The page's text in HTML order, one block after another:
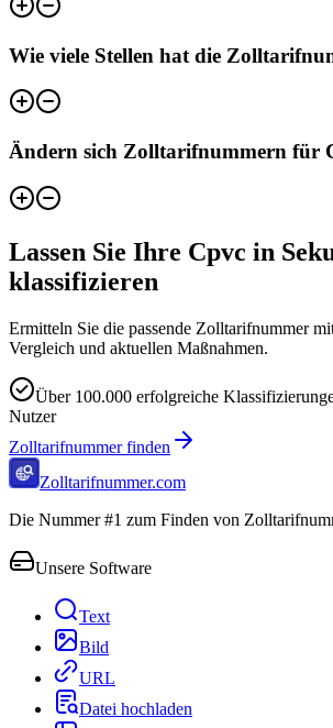
Wie viele Stellen hat die
Ändern sich Zolltarifnummern für
Lassen Sie Ihre Cpvc in
klassifizieren
Ermitteln Sie die passende Zolltarifnummer
Vergleich und aktuellen Maßnahmen.
Über 100.000 erfolgreiche
Nutzer
Zolltarifnummer finden
Zolltarifnummer.com
Die Nummer #1 zum Finden von
Unsere Software
Text
Bild
URL
Datei hochladen